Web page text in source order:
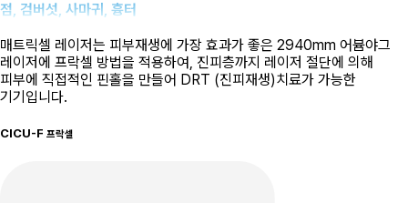
점, 검버섯, 사마귀, 흉터
매트릭셀 레이저는 피부재생에 가장 효과가 좋은 2940mm 어븀야그
레이저에 프락셀 방법을 적용하여, 진피층까지 레이저 절단에 의해
피부에 직접적인 핀홀을 만들어 DRT (진피재생)치료가 가능한
기기입니다.
CICU-F 프락셀